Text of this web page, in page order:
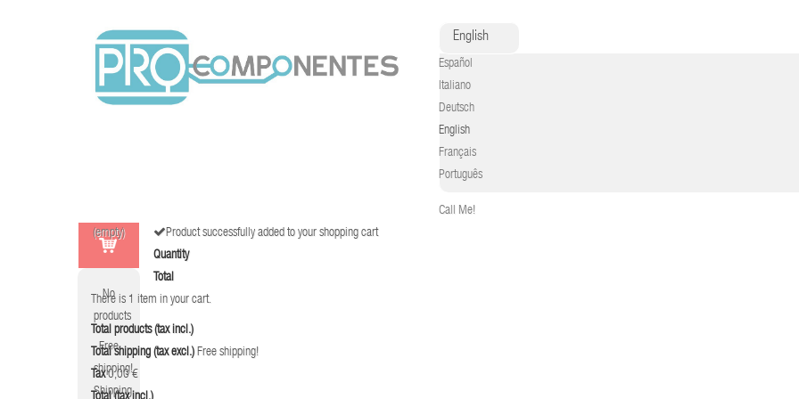
English
Español
Italiano
Deutsch
English
Français
Português
Call Me!
(empty)
No
products
Free
shipping!
Shipping
Product successfully added to your shopping cart
Quantity
Total
There is 1 item in your cart.
Total products (tax incl.)
Total shipping (tax excl.) Free shipping!
Tax 0,00 €